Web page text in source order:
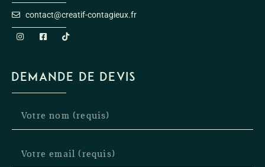
contact@creatif-contagieux.fr
DEMANDE DE DEVIS